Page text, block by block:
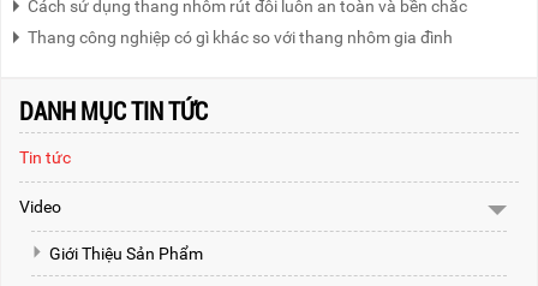
Cách sử dụng thang nhôm rút đôi luôn an toàn và bền chắc
Thang công nghiệp có gì khác so với thang nhôm gia đình
DANH MỤC TIN TỨC
Tin tức
Video
Giới Thiệu Sản Phẩm